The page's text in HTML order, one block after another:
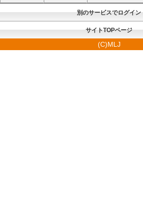
別のサービスでログイン
サイトTOPページ
(C)MLJ